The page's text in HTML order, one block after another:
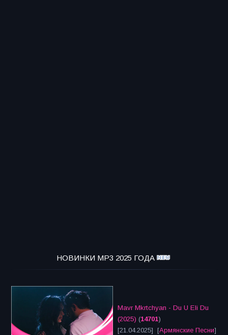
НОВИНКИ MP3 2025 ГОДА
Mavr Mkrtchyan - Du U Eli Du
(2025) (14701)
[21.04.2025] [Армянские Песни]